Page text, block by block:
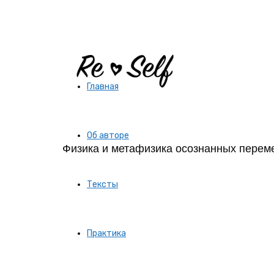
Re-
Self
Создай
Физика и метафизика осознанных
Главная
Об авторе
Тексты
Практика